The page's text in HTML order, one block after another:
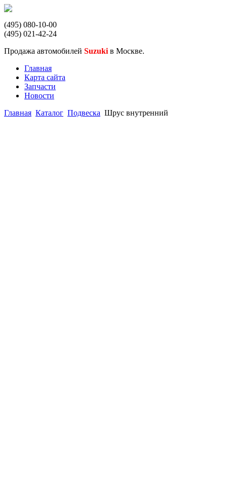
(495) 080-10-00
(495) 021-42-24
Продажа автомобилей Suzuki в Москве.
Главная
Карта сайта
Запчасти
Новости
Главная Каталог Подвеска Шрус внутренний